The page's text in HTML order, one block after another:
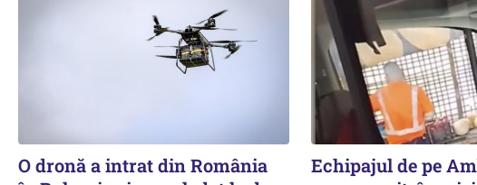
O dronă a intrat din România
Echipajul de pe